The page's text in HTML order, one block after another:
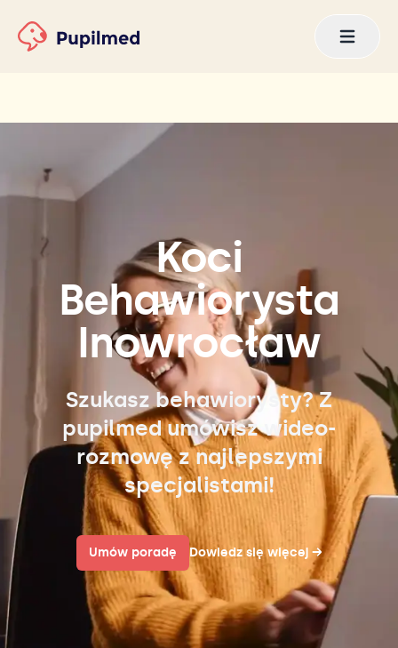
Koci
Behawiorysta
Inowrocław
Szukasz behawiorysty? Z
pupilmed umówisz wideo-
rozmowę z najlepszymi
specjalistami!
Umów poradę Dowiedz się więcej →